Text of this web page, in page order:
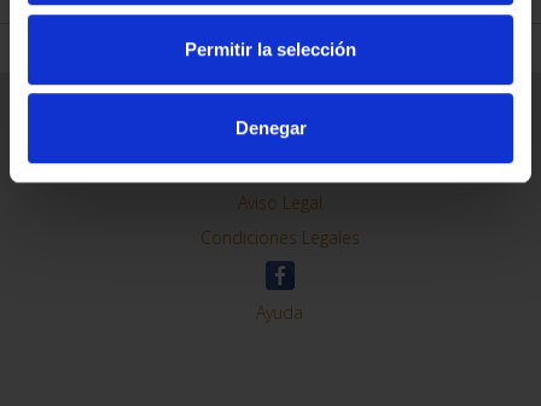
Permitir la selección
Denegar
Contacto
Preguntas Frequentes (FAQs)
Aviso Legal
Condiciones Legales
Ayuda